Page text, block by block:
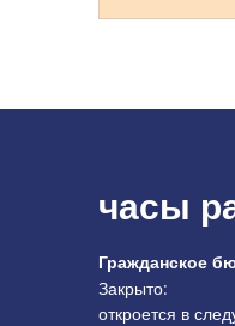
часы
Гражданское
Нажмите, чтобы
Закрыто:
откроется в